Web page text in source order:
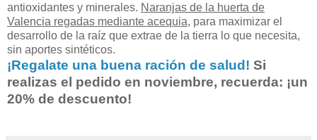
antioxidantes y minerales. Naranjas de la huerta de
Valencia regadas mediante acequia, para maximizar el
desarrollo de la raíz que extrae de la tierra lo que necesita,
sin aportes sintéticos.
¡Regalate una buena ración de salud! Si
realizas el pedido en noviembre, recuerda: ¡un
20% de descuento!